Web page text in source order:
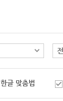
한글 맞춤법